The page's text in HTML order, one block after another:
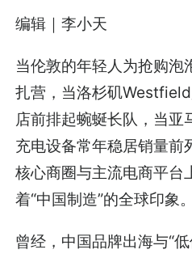
编辑｜李小天
当伦敦的年轻人为抢购泡
扎营，当洛杉矶
店前排起蜿蜒长队，当亚
充电设备常年稳居销量
核心商圈与主流电商平台
着“中国制造”的全球印象。
曾经，中国品牌出海与“低